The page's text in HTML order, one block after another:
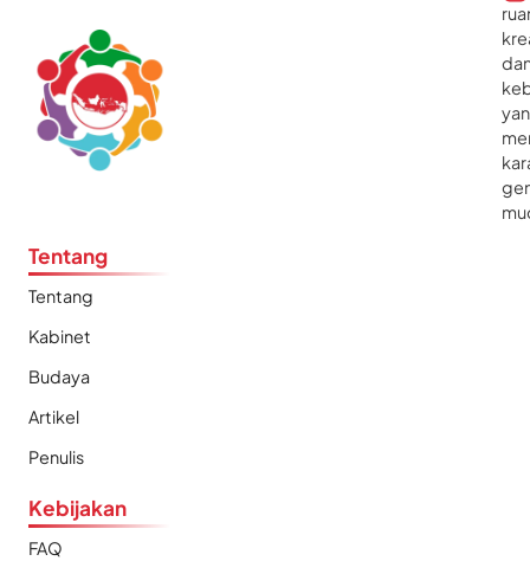
Tentang
Tentang
Kabinet
Budaya
Artikel
Penulis
Kebijakan
FAQ